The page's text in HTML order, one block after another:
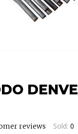
reviews Sold: 0